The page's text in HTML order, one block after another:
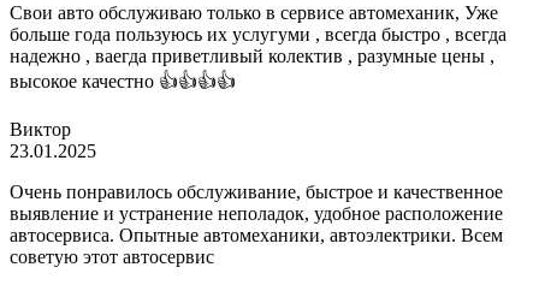
Свои авто обслуживаю только в сервисе автомеханик, Уже
больше года пользуюсь их услугуми , всегда быстро , всегда
надежно , ваегда приветливый колектив , разумные цены ,
высокое качестно 👍👍👍👍
Виктор
23.01.2025
Очень понравилось обслуживание, быстрое и качественное
выявление и устранение неполадок, удобное расположение
автосервиса. Опытные автомеханики, автоэлектрики. Всем
советую этот автосервис